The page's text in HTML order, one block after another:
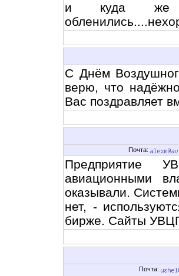
и куда же
С Днём
верю, что
Вас поздравляет
Почта:
Предприятие
авиационными
оказывали.
нет, -
бирже. Сайты
Почта: